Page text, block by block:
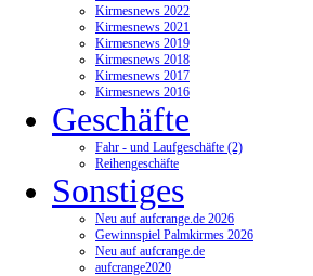
Kirmesnews 2022
Kirmesnews 2021
Kirmesnews 2019
Kirmesnews 2018
Kirmesnews 2017
Kirmesnews 2016
Geschäfte
Fahr - und Laufgeschäfte (2)
Reihengeschäfte
Sonstiges
Neu auf aufcrange.de 2026
Gewinnspiel Palmkirmes 2026
Neu auf aufcrange.de
aufcrange2020